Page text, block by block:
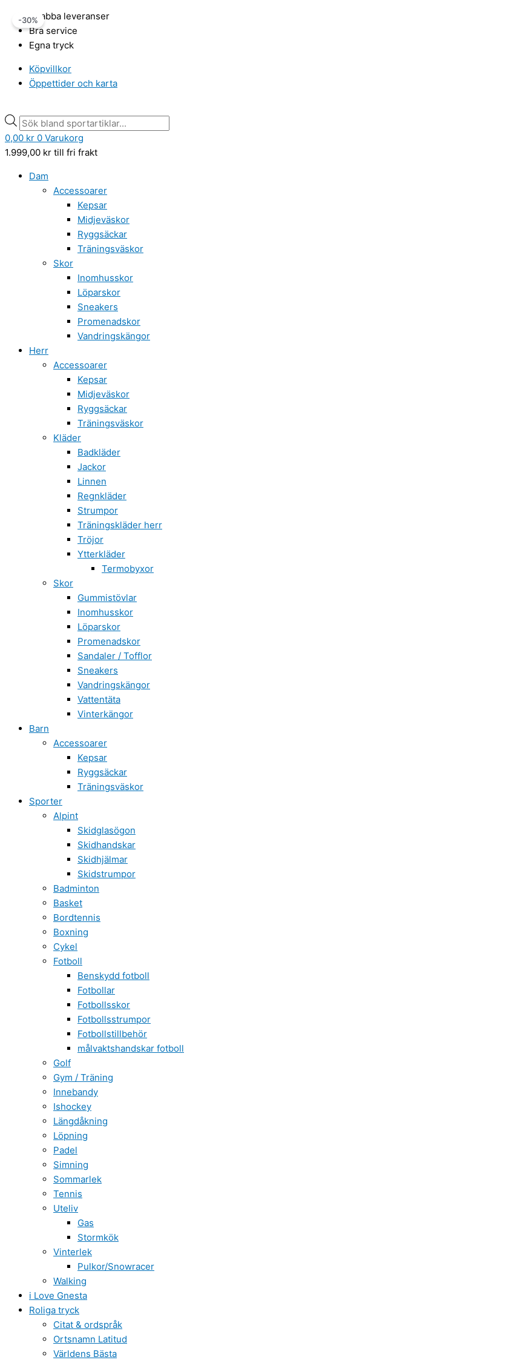
innehåll
Snabba leveranser
Bra service
Egna tryck
Köpvillkor
Öppettider och karta
search
0,00 kr 0 Varukorg
1.999,00 kr till fri frakt
Dam
Accessoarer
Kepsar
Midjeväskor
Ryggsäckar
Träningsväskor
Skor
Inomhusskor
Löparskor
Sneakers
Promenadskor
Vandringskängor
Herr
Accessoarer
Kepsar
Midjeväskor
Ryggsäckar
Träningsväskor
Kläder
Badkläder
Jackor
Linnen
Regnkläder
Strumpor
Träningskläder herr
Tröjor
Ytterkläder
Termobyxor
Skor
Gummistövlar
Inomhusskor
Löparskor
Promenadskor
Sandaler / Tofflor
Sneakers
Vandringskängor
Vattentäta
Vinterkängor
Barn
Accessoarer
Kepsar
Ryggsäckar
Träningsväskor
Sporter
Alpint
Skidglasögon
Skidhandskar
Skidhjälmar
Skidstrumpor
Badminton
Basket
Bordtennis
Boxning
Cykel
Fotboll
Benskydd fotboll
Fotbollar
Fotbollsskor
Fotbollsstrumpor
Fotbollstillbehör
målvaktshandskar fotboll
Golf
Gym / Träning
Innebandy
Ishockey
Längdåkning
Löpning
Padel
Simning
Sommarlek
Tennis
Uteliv
Gas
Stormkök
Vinterlek
Pulkor/Snowracer
Walking
i Love Gnesta
Roliga tryck
Citat & ordspråk
Ortsnamn Latitud
Världens Bästa
search
-30%
ursprungliga
priset
var:
349,00 kr.
nuvarande
Unity
Tee
mängd